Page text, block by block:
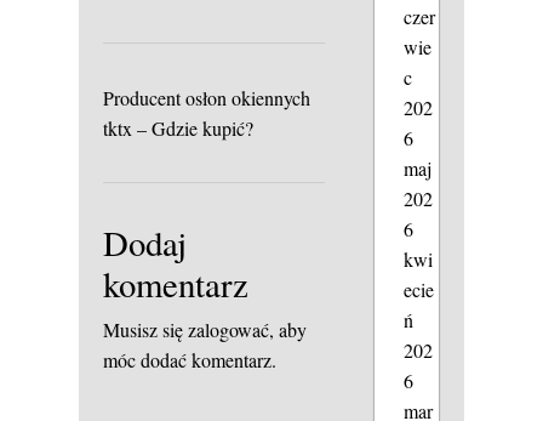
Producent osłon okiennych
tktx – Gdzie kupić?
Dodaj
komentarz
Musisz sięzalogować, aby
móc dodać komentarz.
czer
wie
c
202
6
maj
202
6
kwi
ecie
ń
202
6
mar